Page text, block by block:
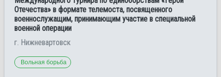
Отечества» в формате телемоста, посвященного
военнослужащим, принимающим участие в специальной
военной операции
г. Нижневартовск
Вольная борьба